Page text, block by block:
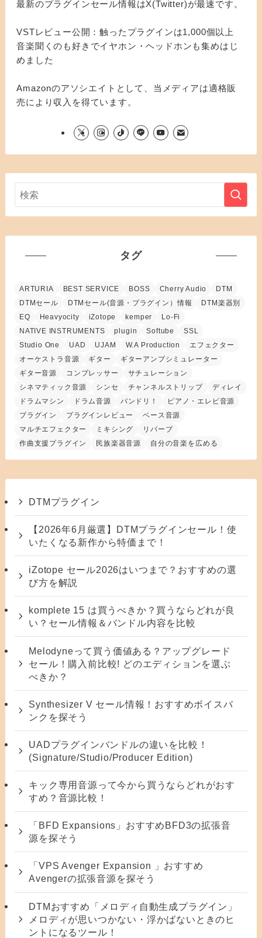
最新のプラグインセール情報はX(Twitter)が最速です。
VSTレビュー公開：触ったプラグインは1,000個以上
音楽聞くのも好きでイヤホン・ヘッドホンも集めはじ
めました
Amazonのアソシエイトとして、当メディアは適格販
売により収入を得ています。
タグ
ARTURIA BEST SERVICE BOSS Cherry Audio
DTM
DTMセール
DTMセール(音源・プラグイン）情報
DTM楽器別
EQ
Heavyocity iZotope kemper
Lo-Fi
NATIVE INSTRUMENTS
plugin Softube
SSL
Studio One
UAD UJAM W.A Production
エフェクター
オーケストラ音源
ギター
ギターアンプシミュレーター
ギター音源
コンプレッサー
サチュレーション
シネマティック音源
シンセ チャンネルストリップ
ディレイ
ドラムマシン
ドラム音源 バンドリ！
ピアノ・エレピ音源
プラグイン
プラグインレビュー
ベース音源
マルチエフェクター
ミキシング
リバーブ
作曲支援プラグイン
民族楽器音源 自分の音楽を広める
DTMプラグイン
【2026年6月厳選】DTMプラグインセール！使
いたくなる新作から特価まで！
iZotope セール2026はいつまで？おすすめの選
び方を解説
komplete 15 は買うべきか？買うならどれが良
い？セール情報＆バンドル内容を比較
Melodyneって買う価値ある？アップグレード
セール！購入前比較! どのエディションを選ぶ
べきか？
Synthesizer V セール情報！おすすめボイスバ
ンクを探そう
UADプラグインバンドルの違いを比較！
(Signature/Studio/Producer Edition)
キック専用音源って今から買うならどれがおす
すめ？音源比較！
「BFD Expansions」おすすめBFD3の拡張音
源を探そう
「VPS Avenger Expansion 」おすすめ
Avengerの拡張音源を探そう
DTMおすすめ「メロディ自動生成プラグイン」
メロディが思いつかない・浮かばないときのヒ
ントになるツール！